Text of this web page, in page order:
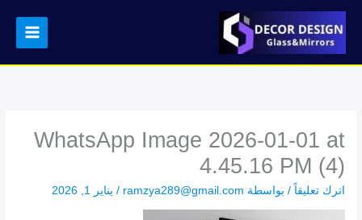
المحتوى
WhatsApp Image 2026-01-01 at
4.45.16 PM (4)
اترك تعليقاً / بواسطة ramzya289@gmail.com
/ يناير 1, 2026